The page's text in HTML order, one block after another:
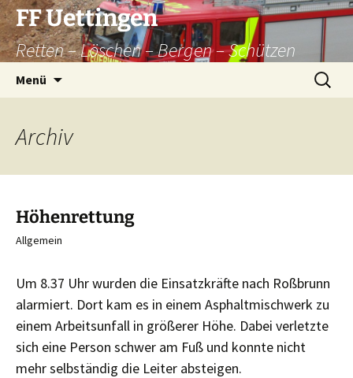
Zum
Inhalt
springen
FF Uettingen
Retten – Löschen – Bergen – Schützen
Menü
Suchen
nach:
Archiv
Höhenrettung
Allgemein
Um 8.37 Uhr wurden die Einsatzkräfte nach Roßbrunn
alarmiert. Dort kam es in einem Asphaltmischwerk zu
einem Arbeitsunfall in größerer Höhe. Dabei verletzte
sich eine Person schwer am Fuß und konnte nicht
mehr selbständig die Leiter absteigen.